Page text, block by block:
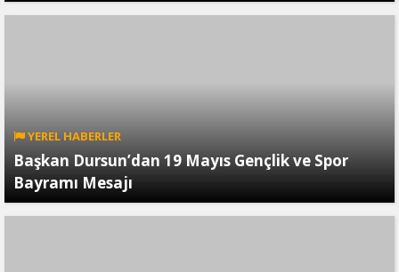
YEREL HABERLER
Başkan Dursun’dan 19 Mayıs Gençlik ve Spor
Bayramı Mesajı